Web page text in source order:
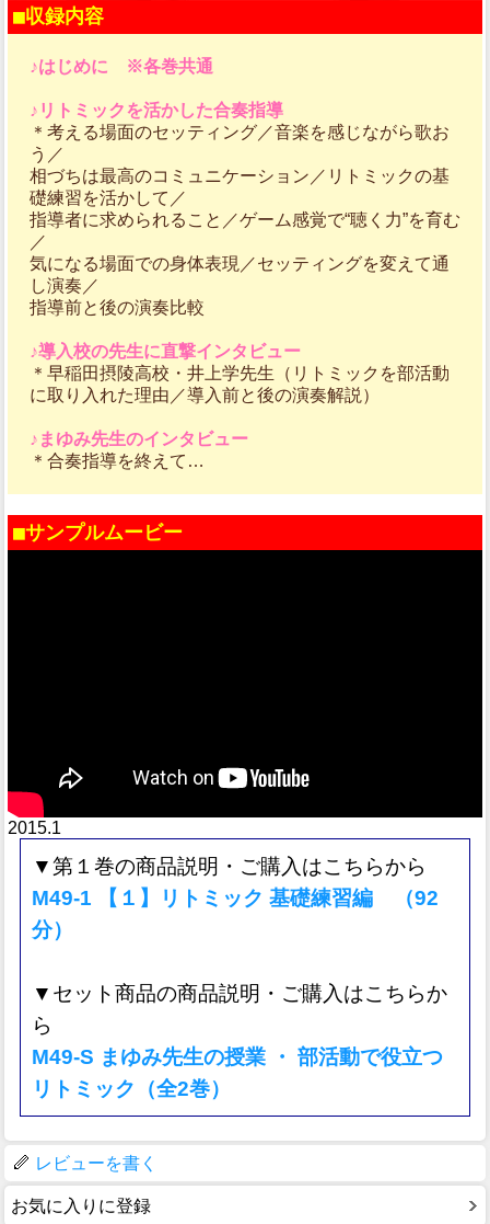
■収録内容
♪はじめに ※各巻共通
♪リトミックを活かした合奏指導
＊考える場面のセッティング／音楽を感じながら歌お
う／
相づちは最高のコミュニケーション／リトミックの基
礎練習を活かして／
指導者に求められること／ゲーム感覚で“聴く力”を育む
／
気になる場面での身体表現／セッティングを変えて通
し演奏／
指導前と後の演奏比較
♪導入校の先生に直撃インタビュー
＊早稲田摂陵高校・井上学先生（リトミックを部活動
に取り入れた理由／導入前と後の演奏解説）
♪まゆみ先生のインタビュー
＊合奏指導を終えて…
■サンプルムービー
2015.1
▼第１巻の商品説明・ご購入はこちらから
M49-1 【１】リトミック 基礎練習編 （92
分）
▼セット商品の商品説明・ご購入はこちらか
ら
M49-S まゆみ先生の授業 ・ 部活動で役立つ
リトミック（全2巻）
レビューを書く
お気に入りに登録